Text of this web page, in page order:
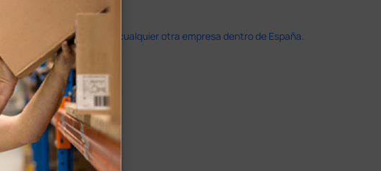
más del doble que en cualquier otra empresa dentro de España.